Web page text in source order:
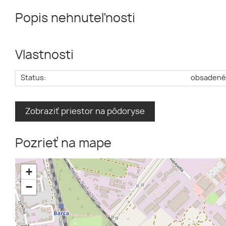
Popis nehnuteľnosti
Vlastnosti
Status: obsadené
Zobraziť priestor na pôdoryse
Pozrieť na mape
+
−